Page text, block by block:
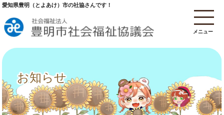
メニュー
愛知県豊明（とよあけ）市の社協さんです！
お知らせ